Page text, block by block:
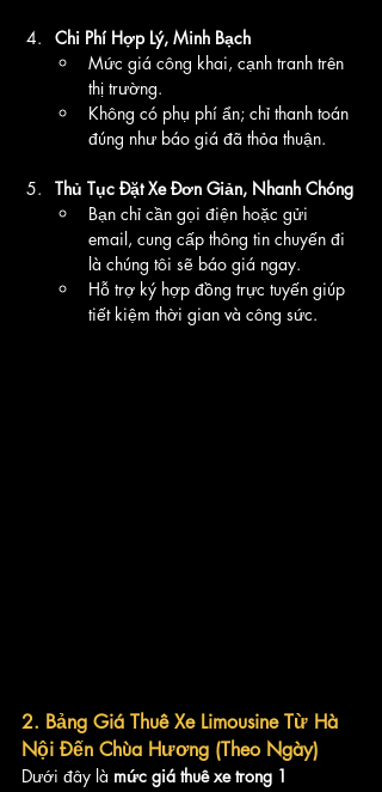
Chi Phí Hợp Lý, Minh Bạch
Mức giá công khai, cạnh tranh trên
thị trường.
Không có phụ phí ẩn; chỉ thanh toán
đúng như báo giá đã thỏa thuận.
Thủ Tục Đặt Xe Đơn Giản, Nhanh Chóng
Bạn chỉ cần gọi điện hoặc gửi
email, cung cấp thông tin chuyến đi
là chúng tôi sẽ báo giá ngay.
Hỗ trợ ký hợp đồng trực tuyến giúp
tiết kiệm thời gian và công sức.
2. Bảng Giá Thuê Xe Limousine Từ Hà
Nội Đến Chùa Hương (Theo Ngày)
Dưới đây là mức giá thuê xe trong 1